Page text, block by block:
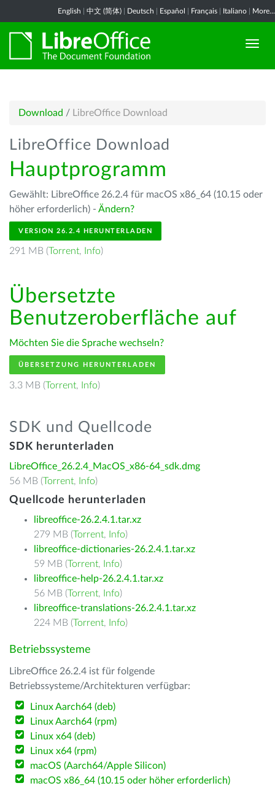
English 中文 (简体) Deutsch Español Français Italiano More...
Download / LibreOffice Download
LibreOffice Download
Hauptprogramm
Gewählt: LibreOffice 26.2.4 für macOS x86_64 (10.15 oder
höher erforderlich) - Ändern?
VERSION 26.2.4 HERUNTERLADEN
291 MB (Torrent, Info)
Übersetzte
Benutzeroberfläche auf
Möchten Sie die Sprache wechseln?
ÜBERSETZUNG HERUNTERLADEN
3.3 MB (Torrent, Info)
SDK und Quellcode
SDK herunterladen
LibreOffice_26.2.4_MacOS_x86-64_sdk.dmg
56 MB (Torrent, Info)
Quellcode herunterladen
libreoffice-26.2.4.1.tar.xz
279 MB (Torrent, Info)
libreoffice-dictionaries-26.2.4.1.tar.xz
59 MB (Torrent, Info)
libreoffice-help-26.2.4.1.tar.xz
56 MB (Torrent, Info)
libreoffice-translations-26.2.4.1.tar.xz
224 MB (Torrent, Info)
Betriebssysteme
LibreOffice 26.2.4 ist für folgende
Betriebssysteme/Architekturen verfügbar:
Linux Aarch64 (deb)
Linux Aarch64 (rpm)
Linux x64 (deb)
Linux x64 (rpm)
macOS (Aarch64/Apple Silicon)
macOS x86_64 (10.15 oder höher erforderlich)